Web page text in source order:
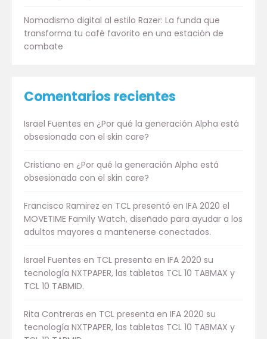
Nomadismo digital al estilo Razer: La funda que
transforma tu café favorito en una estación de
combate
Comentarios recientes
Israel Fuentes en ¿Por qué la generación Alpha está
obsesionada con el skin care?
Cristiano en ¿Por qué la generación Alpha está
obsesionada con el skin care?
Francisco Ramirez en TCL presentó en IFA 2020 el
MOVETIME Family Watch, diseñado para ayudar a los
adultos mayores a mantenerse conectados.
Israel Fuentes en TCL presenta en IFA 2020 su
tecnología NXTPAPER, las tabletas TCL 10 TABMAX y
TCL 10 TABMID.
Rita Contreras en TCL presenta en IFA 2020 su
tecnología NXTPAPER, las tabletas TCL 10 TABMAX y